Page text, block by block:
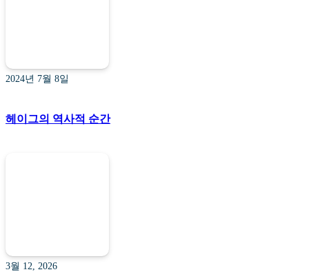
2024년 7월 8일
헤이그의 역사적 순간
3월 12, 2026